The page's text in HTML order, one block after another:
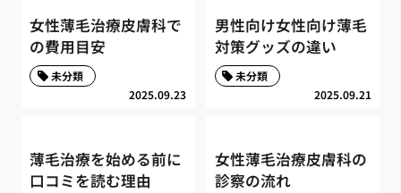
女性薄毛治療皮膚科で
の費用目安
2025.09.23
未分類
男性向け女性向け薄毛
対策グッズの違い
2025.09.21
未分類
薄毛治療を始める前に
口コミを読む理由
女性薄毛治療皮膚科の
診察の流れ